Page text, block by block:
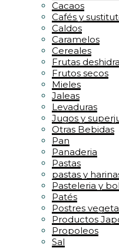
Cacaos
Cafés y
Caldos
Caramelos
Cereales
Frutas
Frutos secos
Mieles
Jaleas
Levaduras
Jugos y
Otras Bebidas
Pan
Panaderia
Pastas
pastas y
Pasteleria y
Patés
Postres
Productos
Propoleos
Sal